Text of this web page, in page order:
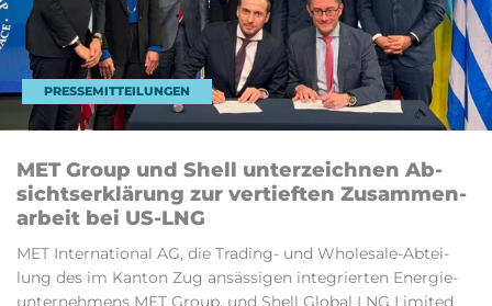
PRESSEMITTEILUNGEN
MET Group und Shell un­ter­zeich­nen Ab­
sichts­er­klä­rung zur ver­tief­ten Zu­sam­men­
ar­beit bei US-LNG
MET In­ter­na­ti­o­nal AG, die Tra­ding- und Who­le­sa­le-Ab­tei­
lung des im Kan­ton Zug an­säs­si­gen in­te­grier­ten Ener­gie­
un­ter­neh­mens MET Group, und Shell Glo­bal LNG Li­mi­ted